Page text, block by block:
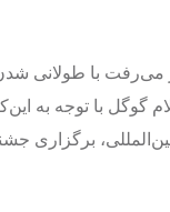
می‌رفت با طولانی
گوگل با توجه به
برگزاری